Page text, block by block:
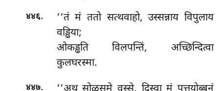
४४६.
‘‘तं मं ततो सत्थवाहो, उस्सन्नाय विपुलाय
वड्ढिया;
ओकड्ढति विलपन्तिं, अच्छिन्दित्वा
कुलघरस्मा.
४४७.